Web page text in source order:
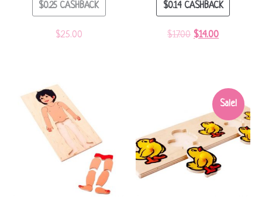
$0.25CASHBACK
$25.00
$0.14CASHBACK
$17.00 $14.00
Sale!